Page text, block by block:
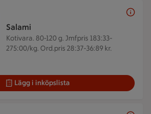
Salami
Kotivara. 80-120 g. Jmfpris 183:33-
275:00/kg. Ord.pris 28:37-36:89 kr.
Lägg i inköpslista